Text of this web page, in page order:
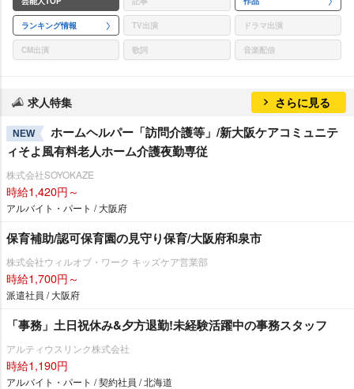
ランキング情報 TV出演 ドラマ出演
CM出演 歌詞 音楽配信
求人特集 さらに見る
NEW
ホームヘルパー「訪問介護等」/新大阪ケアコミュニテ
ィそよ風有料老人ホーム介護夜勤専従
株式会社SOYOKAZE
時給1,420円～
アルバイト・パート / 大阪府
保育補助/認可保育園の見守り保育/大阪府和泉市
株式会社ウィルオブ・ワーク キッズケア営業部
時給1,700円～
派遣社員 / 大阪府
「事務」土日祝休み&夕方退勤!未経験活躍中の事務スタッフ
アルティウスリンク株式会社
時給1,190円
アルバイト・パート / 契約社員 / 北海道